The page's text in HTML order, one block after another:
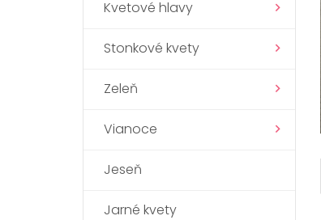
Kvetové hlavy
Stonkové kvety
Zeleň
Vianoce
Jeseň
Jarné kvety